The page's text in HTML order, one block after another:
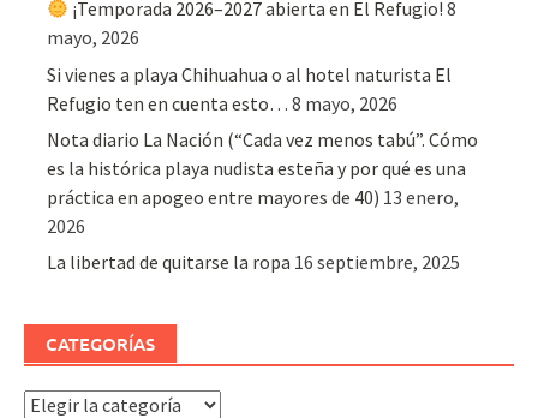
¡Temporada 2026–2027 abierta en El Refugio! 8
mayo, 2026
Si vienes a playa Chihuahua o al hotel naturista El
Refugio ten en cuenta esto… 8 mayo, 2026
Nota diario La Nación (“Cada vez menos tabú”. Cómo
es la histórica playa nudista esteña y por qué es una
práctica en apogeo entre mayores de 40) 13 enero,
2026
La libertad de quitarse la ropa 16 septiembre, 2025
CATEGORÍAS
Categorías